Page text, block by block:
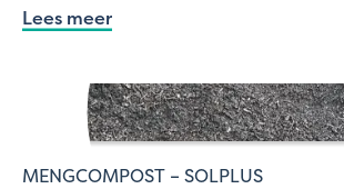
Lees meer
MENGCOMPOST – SOLPLUS